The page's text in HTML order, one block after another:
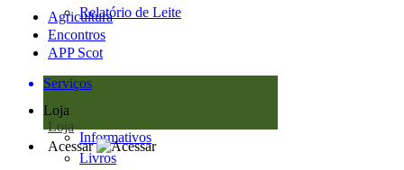
Relatório de Leite
Agricultura
Encontros
APP Scot
Serviços
Loja
Loja
Informativos
Livros
Acessar